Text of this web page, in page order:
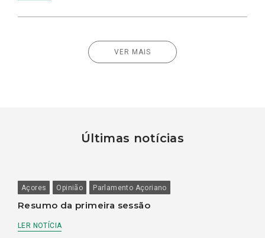
VER MAIS
Últimas notícias
Açores Opinião Parlamento Açoriano
Resumo da primeira sessão
LER NOTÍCIA